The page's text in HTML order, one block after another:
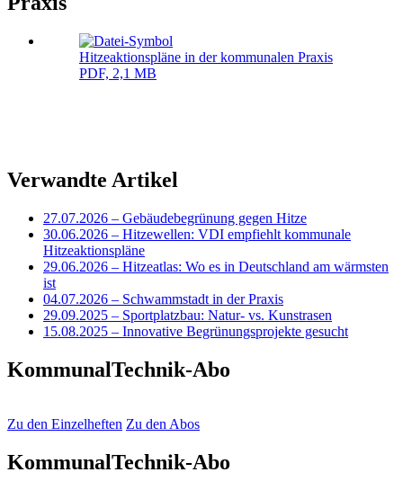
Hitzeaktionspläne in der kommunalen Praxis
PDF, 2,1 MB
Verwandte Artikel
27.07.2026 – Gebäudebegrünung gegen Hitze
30.06.2026 – Hitzewellen: VDI empfiehlt kommunale
Hitzeaktionspläne
29.06.2026 – Hitzeatlas: Wo es in Deutschland am wärmsten
ist
04.07.2026 – Schwammstadt in der Praxis
29.09.2025 – Sportplatzbau: Natur- vs. Kunstrasen
15.08.2025 – Innovative Begrünungsprojekte gesucht
KommunalTechnik-Abo
Zu den Einzelheften Zu den Abos
KommunalTechnik-Abo